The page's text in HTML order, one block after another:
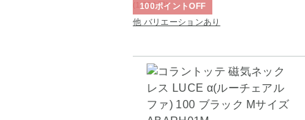
(1,350円)
100ポイントOFF
他 バリエーションあり